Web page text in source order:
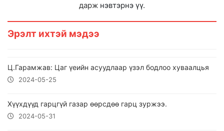
дарж нэвтэрнэ үү.
Эрэлт ихтэй мэдээ
Ц.Гарамжав: Цаг үеийн асуудлаар үзэл бодлоо хуваалцья
2024-05-25
Хүүхдүүд гарцгүй газар өөрсдөө гарц зуржээ.
2024-05-31